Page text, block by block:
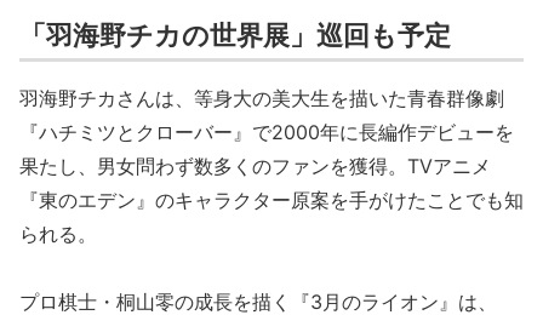
「羽海野チカの世界展」巡回も予定
羽海野チカさんは、等身大の美大生を描いた青春群像劇
『ハチミツとクローバー』で2000年に長編作デビューを
果たし、男女問わず数多くのファンを獲得。TVアニメ
『東のエデン』のキャラクター原案を手がけたことでも知
られる。
プロ棋士・桐山零の成長を描く『3月のライオン』は、